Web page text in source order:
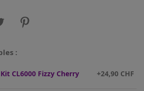
:
CL6000 Fizzy Cherry +24,90 CHF